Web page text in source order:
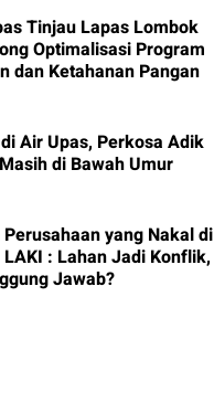
Tinjau Lapas Lombok
Optimalisasi Program
dan Ketahanan Pangan
Air Upas, Perkosa Adik
di Bawah Umur
yang Nakal di
: Lahan Jadi Konflik,
Jawab?